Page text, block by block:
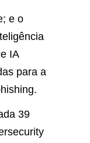
e o
IA
para a
39